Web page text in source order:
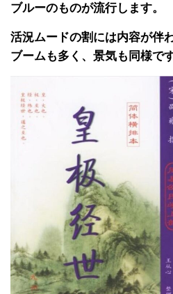
ブルーのものが流行します。
活況ムードの割には内容が伴
ブームも多く、景気も同様です